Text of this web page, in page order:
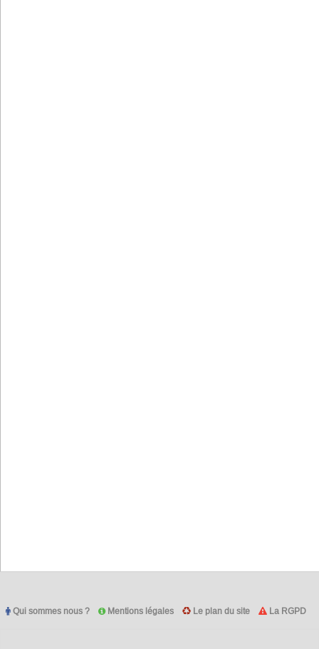
Qui sommes nous ? Mentions légales Le plan du site La RGPD